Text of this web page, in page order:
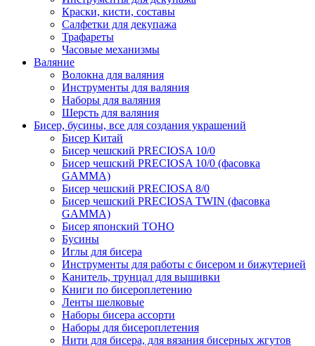
Краски, кисти, составы
Салфетки для декупажа
Трафареты
Часовые механизмы
Валяние
Волокна для валяния
Инструменты для валяния
Наборы для валяния
Шерсть для валяния
Бисер, бусины, все для создания украшений
Бисер Китай
Бисер чешский PRECIOSA 10/0
Бисер чешский PRECIOSA 10/0 (фасовка
GAMMA)
Бисер чешский PRECIOSA 8/0
Бисер чешский PRECIOSA TWIN (фасовка
GAMMA)
Бисер японский TOHO
Бусины
Иглы для бисера
Инструменты для работы с бисером и бижутерией
Канитель, трунцал для вышивки
Книги по бисероплетению
Ленты шелковые
Наборы бисера ассорти
Наборы для бисероплетения
Нити для бисера, для вязания бисерных жгутов